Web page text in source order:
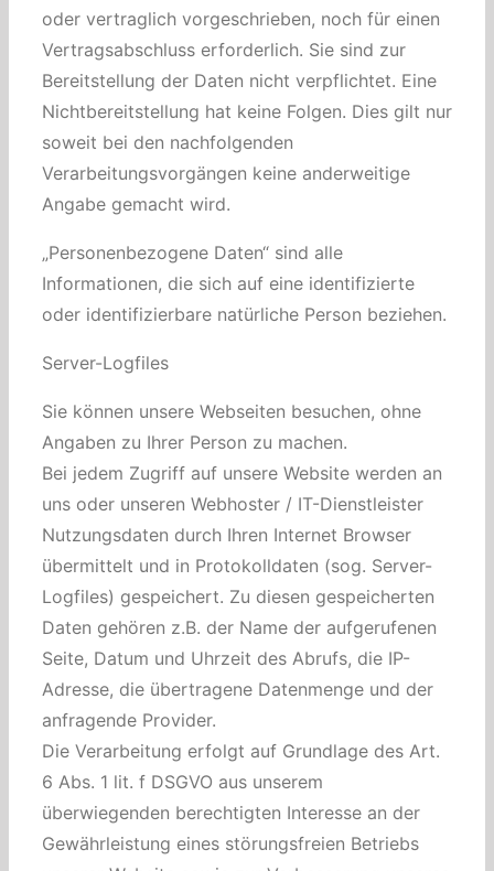
oder vertraglich vorgeschrieben, noch für einen
Vertragsabschluss erforderlich. Sie sind zur
Bereitstellung der Daten nicht verpflichtet. Eine
Nichtbereitstellung hat keine Folgen. Dies gilt nur
soweit bei den nachfolgenden
Verarbeitungsvorgängen keine anderweitige
Angabe gemacht wird.
„Personenbezogene Daten“ sind alle
Informationen, die sich auf eine identifizierte
oder identifizierbare natürliche Person beziehen.
Server-Logfiles
Sie können unsere Webseiten besuchen, ohne
Angaben zu Ihrer Person zu machen.
Bei jedem Zugriff auf unsere Website werden an
uns oder unseren Webhoster / IT-Dienstleister
Nutzungsdaten durch Ihren Internet Browser
übermittelt und in Protokolldaten (sog. Server-
Logfiles) gespeichert. Zu diesen gespeicherten
Daten gehören z.B. der Name der aufgerufenen
Seite, Datum und Uhrzeit des Abrufs, die IP-
Adresse, die übertragene Datenmenge und der
anfragende Provider.
Die Verarbeitung erfolgt auf Grundlage des Art.
6 Abs. 1 lit. f DSGVO aus unserem
überwiegenden berechtigten Interesse an der
Gewährleistung eines störungsfreien Betriebs